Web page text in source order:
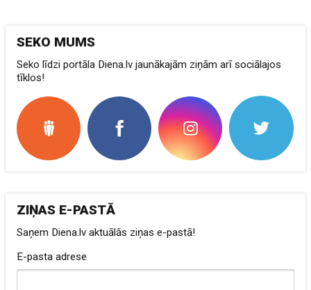
SEKO MUMS
Seko līdzi portāla Diena.lv jaunākajām ziņām arī sociālajos
tīklos!
ZIŅAS E-PASTĀ
Saņem Diena.lv aktuālās ziņas e-pastā!
E-pasta adrese